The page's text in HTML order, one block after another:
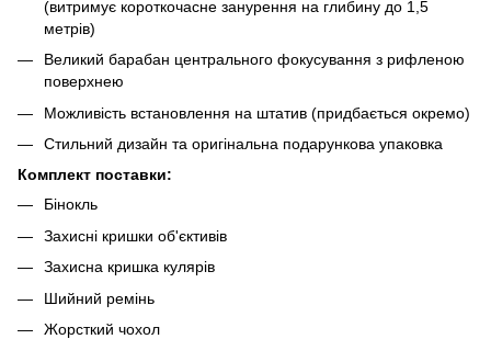
(витримує короткочасне занурення на глибину до 1,5
метрів)
Великий барабан центрального фокусування з рифленою
поверхнею
Можливість встановлення на штатив (придбається окремо)
Стильний дизайн та оригінальна подарункова упаковка
Комплект поставки:
Бінокль
Захисні кришки об'єктивів
Захисна кришка кулярів
Шийний ремінь
Жорсткий чохол